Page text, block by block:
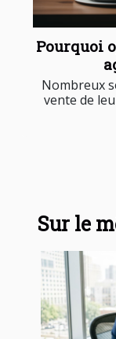
Pourquoi
Nombreux
vente de
Sur le